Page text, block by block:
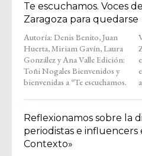
Te escuchamos. Voces
Zaragoza para quedarse
Autoría: Denis Benito, Juan
Huerta, Miriam Gavín, Laura
González y Ana Valle Edición:
Toñi Nogales Bienvenidos y
bienvenidas a “Te escuchamos.
Voces de quienes llegaron a
Zaragoza para quedarse”. Un
espacio tranquilo, hecho para
escuchar sin prisas y
Reflexionamos sobre la
periodistas e influencers
Contexto»